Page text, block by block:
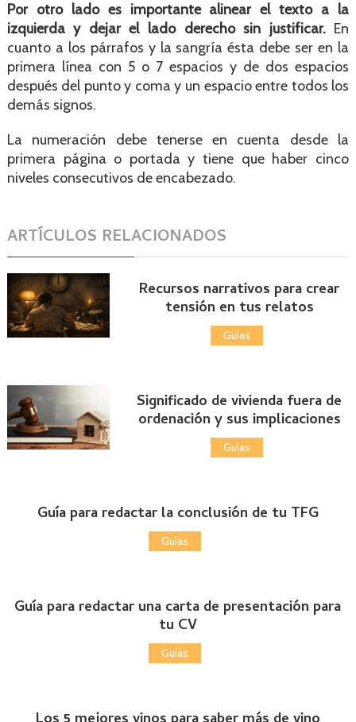
Por otro lado es importante alinear el texto a la
izquierda y dejar el lado derecho sin justificar.En
cuanto a los párrafos y la sangría ésta debe ser en la
primera línea con 5 o 7 espacios y de dos espacios
después del punto y coma y un espacio entre todos los
demás signos.
La numeración debe tenerse en cuenta desde la
primera página o portada y tiene que haber cinco
niveles consecutivos de encabezado.
ARTÍCULOS RELACIONADOS
Recursos narrativos para crear
tensión en tus relatos
Guías
Significado de vivienda fuera de
ordenación y sus implicaciones
Guías
Guía para redactar la conclusión de tu TFG
Guías
Guía para redactar una carta de presentación para
tu CV
Guías